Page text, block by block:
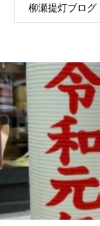
柳瀬提灯ブログ